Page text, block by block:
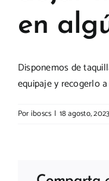
en
Disponemos de
equipaje y recogerlo
Poriboscs | 18 agosto, 2023